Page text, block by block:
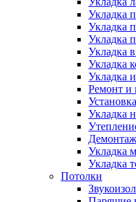
Укладка
Укладка
Укладка
Укладка
Укладка
Укладка
Ремонт и
Укладка
Укладка
Укладка
Потолки